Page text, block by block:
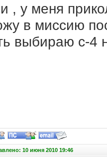
, у меня
в миссию
выбираю с-4
10 июня 2010 19:46